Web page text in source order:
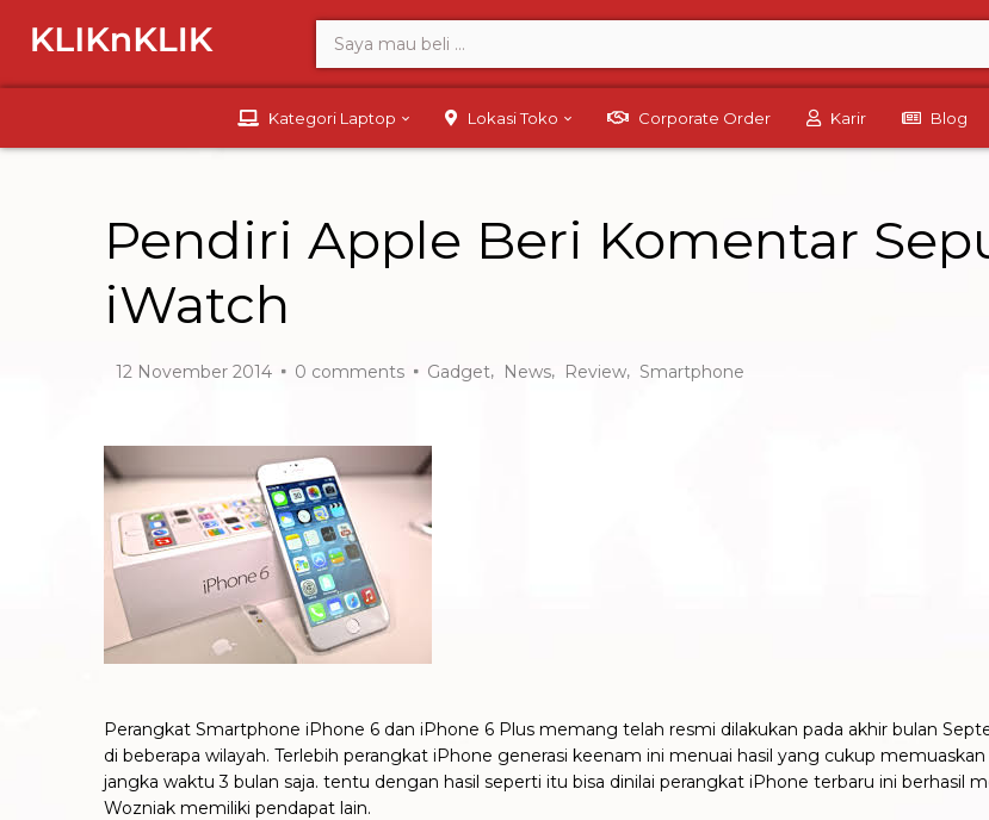
Kategori Laptop Lokasi Toko Corporate Order Karir Blog
Pendiri Apple Beri Komentar
iWatch
12 November 2014 0 comments Gadget, News, Review, Smartphone
Perangkat Smartphone iPhone 6 dan iPhone 6 Plus memang telah resmi dilakukan pada akhir bulan
di beberapa wilayah. Terlebih perangkat iPhone generasi keenam ini menuai hasil yang cukup
jangka waktu 3 bulan saja. tentu dengan hasil seperti itu bisa dinilai perangkat iPhone terbaru ini berhasil
Wozniak memiliki pendapat lain.